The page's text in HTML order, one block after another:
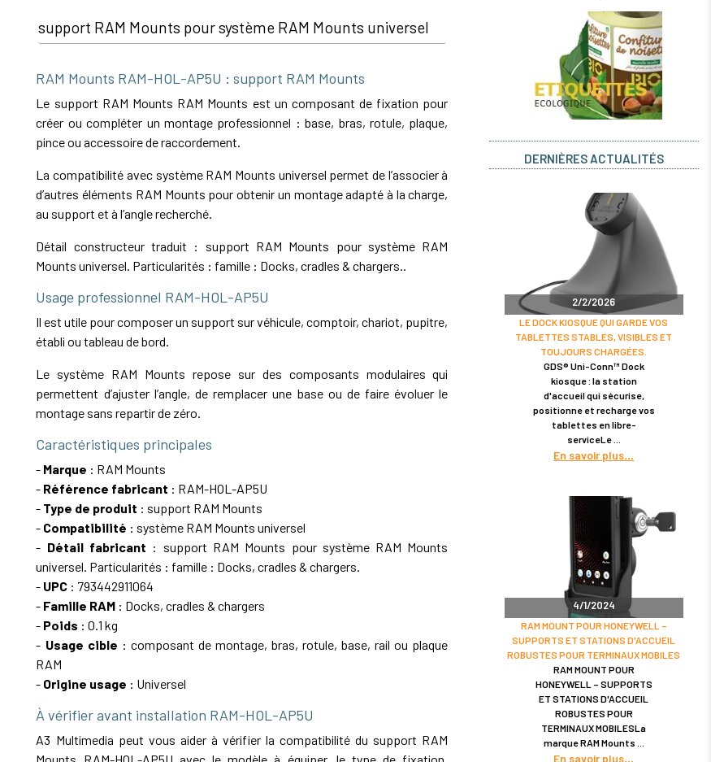
support RAM Mounts pour système RAM Mounts universel
RAM Mounts RAM-HOL-AP5U : support RAM Mounts
Le support RAM Mounts RAM Mounts est un composant de fixation pour
créer ou compléter un montage professionnel : base, bras, rotule, plaque,
pince ou accessoire de raccordement.
La compatibilité avec système RAM Mounts universel permet de l’associer à
d’autres éléments RAM Mounts pour obtenir un montage adapté à la charge,
au support et à l’angle recherché.
Détail constructeur traduit : support RAM Mounts pour système RAM
Mounts universel. Particularités : famille : Docks, cradles & chargers..
Usage professionnel RAM-HOL-AP5U
Il est utile pour composer un support sur véhicule, comptoir, chariot, pupitre,
établi ou tableau de bord.
Le système RAM Mounts repose sur des composants modulaires qui
permettent d’ajuster l’angle, de remplacer une base ou de faire évoluer le
montage sans repartir de zéro.
Caractéristiques principales
- Marque : RAM Mounts
- Référence fabricant : RAM-HOL-AP5U
- Type de produit : support RAM Mounts
- Compatibilité : système RAM Mounts universel
- Détail fabricant : support RAM Mounts pour système RAM Mounts
universel. Particularités : famille : Docks, cradles & chargers.
- UPC : 793442911064
- Famille RAM : Docks, cradles & chargers
- Poids : 0.1 kg
- Usage cible : composant de montage, bras, rotule, base, rail ou plaque
RAM
- Origine usage : Universel
À vérifier avant installation RAM-HOL-AP5U
A3 Multimedia peut vous aider à vérifier la compatibilité du support RAM
DERNIÈRES ACTUALITÉS
2/2/2026
LE DOCK KIOSQUE QUI GARDE VOS
TABLETTES STABLES, VISIBLES ET
TOUJOURS CHARGÉES.
GDS® Uni-Conn™ Dock
kiosque : la station
d'accueil qui sécurise,
positionne et recharge vos
tablettes en libre-
serviceLe
En savoir plus
4/1/2024
RAM MOUNT POUR HONEYWELL –
SUPPORTS ET STATIONS D'ACCUEIL
ROBUSTES POUR TERMINAUX MOBILES
RAM MOUNT POUR
HONEYWELL – SUPPORTS
ET STATIONS D'ACCUEIL
ROBUSTES POUR
TERMINAUX MOBILESLa
marque RAM Mounts
En savoir plus